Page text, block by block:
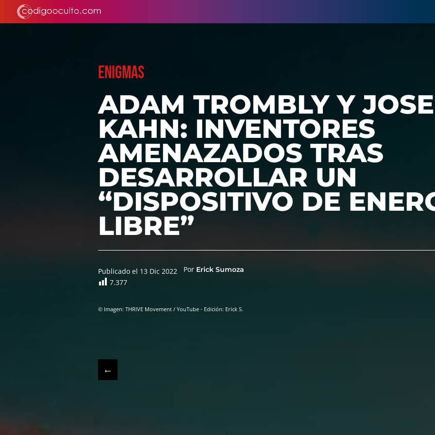
ENIGMAS
ADAM TROMBLY Y
KAHN: INVENTORES
AMENAZADOS TRAS
DESARROLLAR UN
“DISPOSITIVO DE
LIBRE”
Publicado el 13 Dic 2022 Por Erick Sumoza
7.377
© Imagen: THRIVE Movement / YouTube - Edición: Erick S.
←